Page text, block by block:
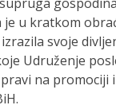
je u kratkom
svoje
Udruženje
na promociji